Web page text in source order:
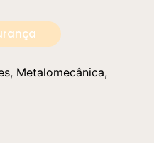
, Metalomecânica,